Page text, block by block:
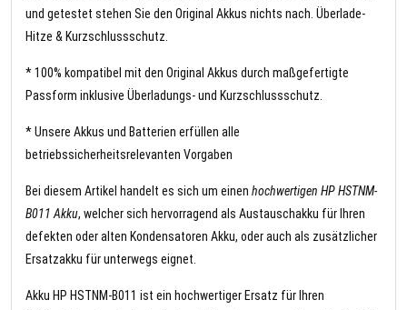
und getestet stehen Sie den Original Akkus nichts nach. Überlade-
Hitze & Kurzschlussschutz.
* 100% kompatibel mit den Original Akkus durch maßgefertigte
Passform inklusive Überladungs- und Kurzschlussschutz.
* Unsere Akkus und Batterien erfüllen alle
betriebssicherheitsrelevanten Vorgaben
Bei diesem Artikel handelt es sich um einen hochwertigen HP HSTNM-
B011 Akku, welcher sich hervorragend als Austauschakku für Ihren
defekten oder alten Kondensatoren Akku, oder auch als zusätzlicher
Ersatzakku für unterwegs eignet.
Akku HP HSTNM-B011 ist ein hochwertiger Ersatz für Ihren